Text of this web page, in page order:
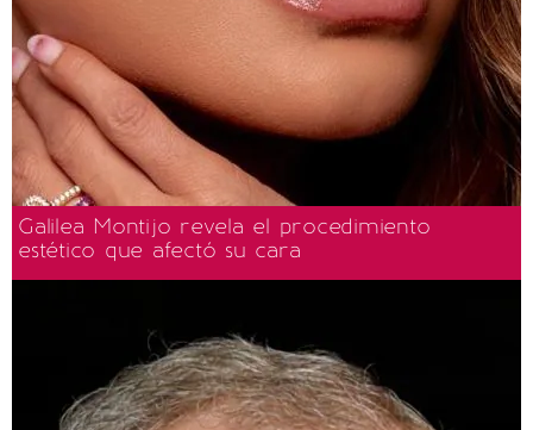
Galilea Montijo revela el procedimiento
estético que afectó su cara